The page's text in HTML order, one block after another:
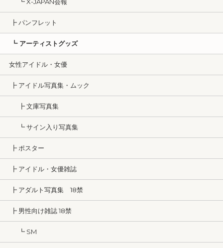
┣ パンフレット
┗ アーティストグッズ
女性アイドル・女優
┣ アイドル写真集・ムック
┣ 文庫写真集
┗ サイン入り写真集
┣ ポスター
┣ アイドル・女優雑誌
┣ アダルト写真集 18禁
┣ 男性向け雑誌 18禁
┗ SM